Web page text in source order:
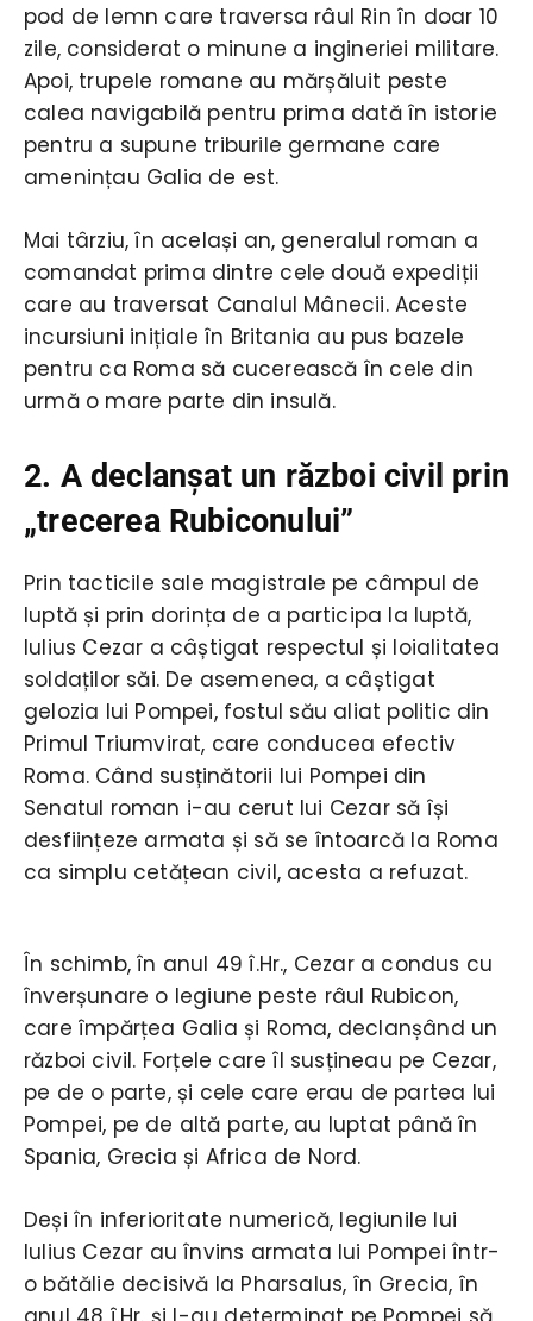
pod de lemn care traversa râul Rin în doar 10
zile, considerat o minune a ingineriei militare.
Apoi, trupele romane au mărșăluit peste
calea navigabilă pentru prima dată în istorie
pentru a supune triburile germane care
amenințau Galia de est.
Mai târziu, în același an, generalul roman a
comandat prima dintre cele două expediții
care au traversat Canalul Mânecii. Aceste
incursiuni inițiale în Britania au pus bazele
pentru ca Roma să cucerească în cele din
urmă o mare parte din insulă.
2. A declanșat un război civil prin
„trecerea Rubiconului”
Prin tacticile sale magistrale pe câmpul de
luptă și prin dorința de a participa la luptă,
Iulius Cezar a câștigat respectul și loialitatea
soldaților săi. De asemenea, a câștigat
gelozia lui Pompei, fostul său aliat politic din
Primul Triumvirat, care conducea efectiv
Roma. Când susținătorii lui Pompei din
Senatul roman i-au cerut lui Cezar să își
desființeze armata și să se întoarcă la Roma
ca simplu cetățean civil, acesta a refuzat.
În schimb, în anul 49 î.Hr., Cezar a condus cu
înverșunare o legiune peste râul Rubicon,
care împărțea Galia și Roma, declanșând un
război civil. Forțele care îl susțineau pe Cezar,
pe de o parte, și cele care erau de partea lui
Pompei, pe de altă parte, au luptat până în
Spania, Grecia și Africa de Nord.
Deși în inferioritate numerică, legiunile lui
Iulius Cezar au învins armata lui Pompei într-
o bătălie decisivă la Pharsalus, în Grecia, în